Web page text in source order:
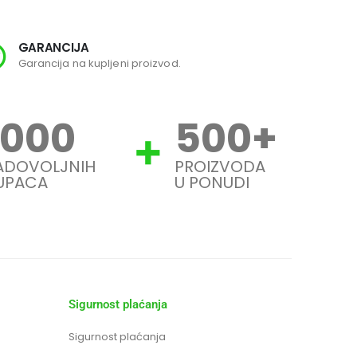
GARANCIJA
Garancija na kupljeni proizvod.
500+
PROIZVODA
U PONUDI
Sigurnost plaćanja
Sigurnost plaćanja